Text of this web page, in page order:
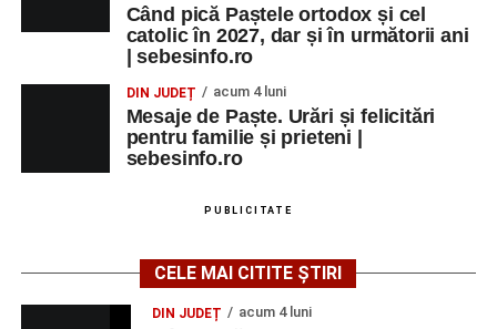
Când pică Paștele ortodox și cel
catolic în 2027, dar și în următorii ani
| sebesinfo.ro
DIN JUDEȚ acum 4 luni
Mesaje de Paște. Urări și felicitări
pentru familie și prieteni |
sebesinfo.ro
PUBLICITATE
CELE MAI CITITE ȘTIRI
DIN JUDEȚ acum 4 luni